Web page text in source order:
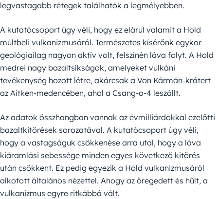
legvastagabb rétegek találhatók a legmélyebben.
A kutatócsoport úgy véli, hogy ez elárul valamit a Hold
múltbeli vulkanizmusáról. Természetes kísérőnk egykor
geológiailag nagyon aktív volt, felszínén láva folyt. A Hold
medrei nagy bazaltsíkságok, amelyeket vulkáni
tevékenység hozott létre, akárcsak a Von Kármán-krátert
az Aitken-medencében, ahol a Csang-o-4 leszállt.
Az adatok összhangban vannak az évmilliárdokkal ezelőtti
bazaltkitörések sorozatával. A kutatócsoport úgy véli,
hogy a vastagságuk csökkenése arra utal, hogy a láva
kiáramlási sebessége minden egyes következő kitörés
után csökkent. Ez pedig egyezik a Hold vulkanizmusáról
alkotott általános nézettel. Ahogy az öregedett és hűlt, a
vulkanizmus egyre ritkábbá vált.